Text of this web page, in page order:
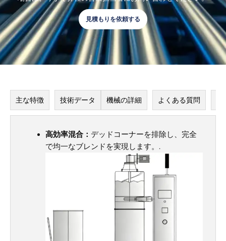
見積もりを依頼する
主な特徴 技術データ 機械の詳細 よくある質問
高効率混合： デッドコーナーを排除し、完全
で均一なブレンドを実現します。.